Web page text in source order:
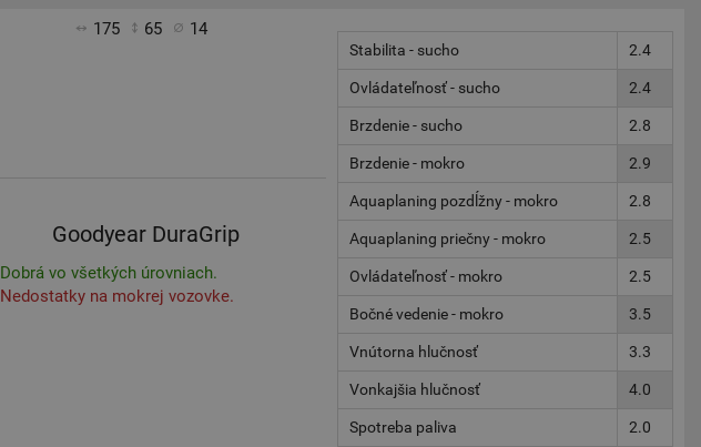
175 65 14
Goodyear DuraGrip
Dobrá vo všetkých úrovniach.
Nedostatky na mokrej vozovke.
Stabilita - sucho 2.4
Ovládateľnosť - sucho 2.4
Brzdenie - sucho 2.8
Brzdenie - mokro 2.9
Aquaplaning pozdĺžny - mokro 2.8
Aquaplaning priečny - mokro 2.5
Ovládateľnosť - mokro 2.5
Bočné vedenie - mokro 3.5
Vnútorna hlučnosť 3.3
Vonkajšia hlučnosť 4.0
Spotreba paliva 2.0